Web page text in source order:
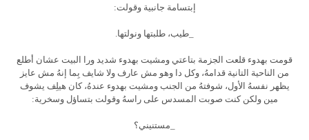
إبتسامة جانبية وقولت:
_طيب، طلبتها ونولتها.
قومت بهدوء قلعت الجزمة بتاعتي ومشيت بهدوء شديد ورا البيت عشان أطلع
من الناحية التانية قدامهُ، وكل دا وهو مش عارف ولا شايف بِما إنهُ مش عايز
يظهر نفسهُ الأول، شوفتهُ من الجنب ومشيت بهدوء عندهُ، كان هيلِف يشوف
مين ولكن كنت صوبت المسدس على راسهُ وقولت بتساؤل وسخرية:
_مستنيني؟